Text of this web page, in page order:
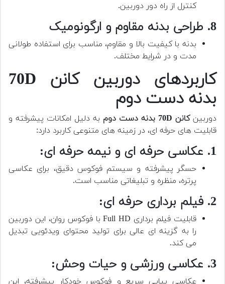
کنترل از راه دور دوربین.
8. طراحی بدنه مقاوم و ارگونومیک
بدنه با کیفیت بالا و مقاوم، مناسب برای استفاده طولانی
مدت و در شرایط مختلف.
کاربردهای دوربین کانن 70D
بدنه دست دوم
دوربینکانن 70D بدنه دست دوم
به دلیل امکانات پیشرفته و
قابلیت های حرفه ای، در زمینه های متنوعی کاربرد دارد:
1. عکاسی حرفه ای و نیمه حرفه ای:
حسگر پیشرفته و سیستم فوکوس دقیق، برای عکاسی
پرتره، منظره و تبلیغاتی مناسب است.
2. فیلم برداری حرفه ای:
قابلیت فیلم برداری Full HD با فوکوس روان، این دوربین
را به گزینه ای عالی برای تولید محتوای ویدئویی تبدیل
می کند.
3. عکاسی ورزشی و حیات وحش:
عکاسی پیاپی سریع و فوکوس خودکار پیشرفته، این